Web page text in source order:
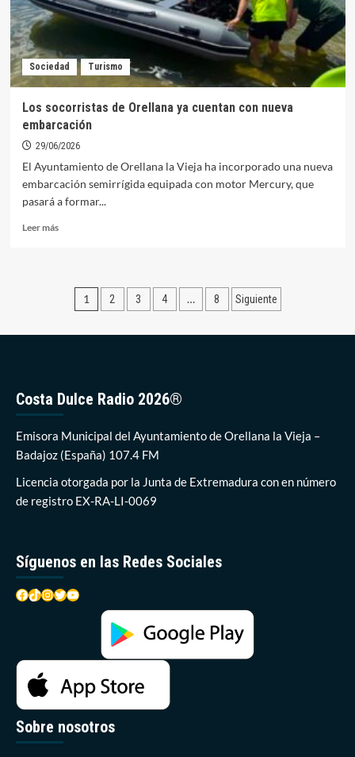
en
baterías
Sociedad Turismo
Los socorristas de Orellana ya cuentan con nueva
embarcación
29/06/2026
El Ayuntamiento de Orellana la Vieja ha incorporado una nueva
embarcación semirrígida equipada con motor Mercury, que
pasará a formar...
Leer másLeer
socorristas
embarcación
Paginación
1 2 3 4 … 8 Siguiente
Costa Dulce Radio 2026®
Emisora Municipal del Ayuntamiento de Orellana la Vieja –
Badajoz (España) 107.4 FM
Licencia otorgada por la Junta de Extremadura con en número
de registro EX-RA-LI-0069
Síguenos en las Redes Sociales
Facebook
TikTok
Instagram
Twitter
YouTube
Sobre nosotros